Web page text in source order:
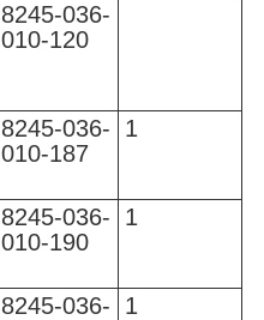
8245-036-
010-120
8245-036-
010-187
1
8245-036-
010-190
1
8245-036-
1